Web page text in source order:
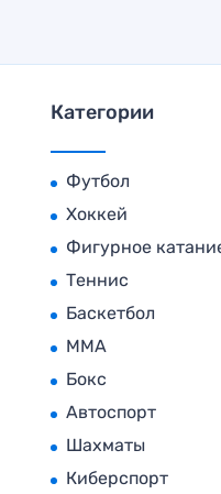
Категории
Футбол
Хоккей
Фигурное
Теннис
Баскетбол
MMA
Бокс
Автоспорт
Шахматы
Киберспорт